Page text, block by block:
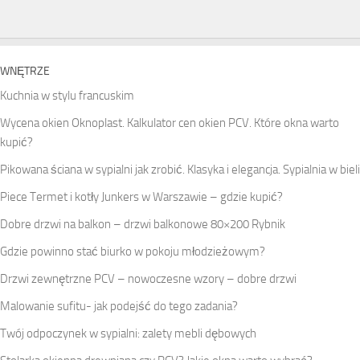
WNĘTRZE
Kuchnia w stylu francuskim
Wycena okien Oknoplast. Kalkulator cen okien PCV. Które okna warto
kupić?
Pikowana ściana w sypialni jak zrobić. Klasyka i elegancja. Sypialnia w bieli
Piece Termet i kotły Junkers w Warszawie – gdzie kupić?
Dobre drzwi na balkon – drzwi balkonowe 80×200 Rybnik
Gdzie powinno stać biurko w pokoju młodzieżowym?
Drzwi zewnętrzne PCV – nowoczesne wzory – dobre drzwi
Malowanie sufitu- jak podejść do tego zadania?
Twój odpoczynek w sypialni: zalety mebli dębowych